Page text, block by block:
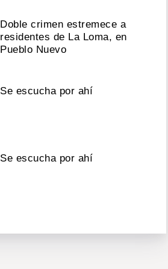
Doble crimen estremece a
residentes de La Loma, en
Pueblo Nuevo
Se escucha por ahí
Se escucha por ahí